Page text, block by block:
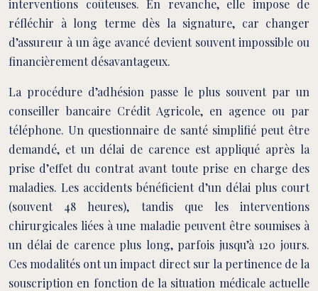
interventions coûteuses. En revanche, elle impose de
réfléchir à long terme dès la signature, car changer
d’assureur à un âge avancé devient souvent impossible ou
financièrement désavantageux.
La procédure d’adhésion passe le plus souvent par un
conseiller bancaire Crédit Agricole, en agence ou par
téléphone. Un questionnaire de santé simplifié peut être
demandé, et un délai de carence est appliqué après la
prise d’effet du contrat avant toute prise en charge des
maladies. Les accidents bénéficient d’un délai plus court
(souvent 48 heures), tandis que les interventions
chirurgicales liées à une maladie peuvent être soumises à
un délai de carence plus long, parfois jusqu’à 120 jours.
Ces modalités ont un impact direct sur la pertinence de la
souscription en fonction de la situation médicale actuelle